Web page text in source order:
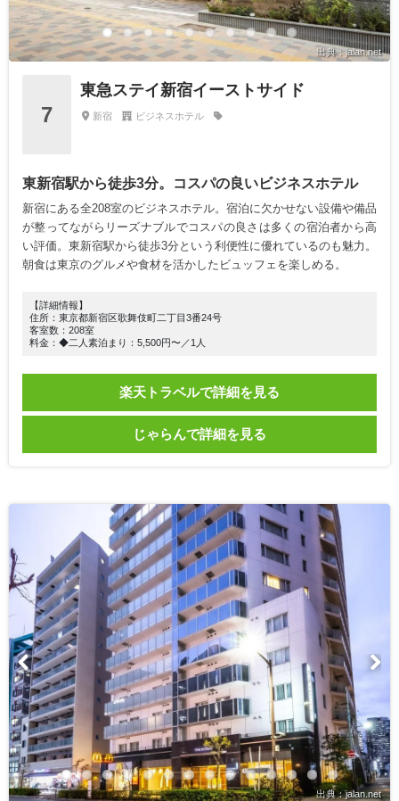
出典：jalan.net
7
東急ステイ新宿イーストサイド
新宿 ビジネスホテル
東新宿駅から徒歩3分。コスパの良いビジネスホテル
新宿にある全208室のビジネスホテル。宿泊に欠かせない設備や備品
が整ってながらリーズナブルでコスパの良さは多くの宿泊者から高
い評価。東新宿駅から徒歩3分という利便性に優れているのも魅力。
朝食は東京のグルメや食材を活かしたビュッフェを楽しめる。
【詳細情報】
住所：東京都新宿区歌舞伎町二丁目3番24号
客室数：208室
料金：◆二人素泊まり：5,500円〜／1人
楽天トラベルで詳細を見る
じゃらんで詳細を見る
出典：jalan.net